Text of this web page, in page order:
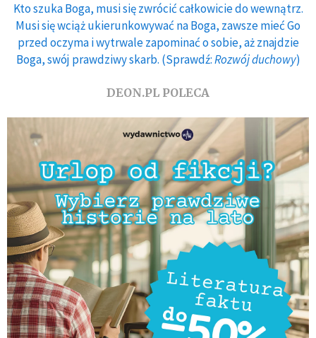
Kto szuka Boga, musi się zwrócić całkowicie do wewnątrz.
Musi się wciąż ukierunkowywać na Boga, zawsze mieć Go
przed oczyma i wytrwale zapominać o sobie, aż znajdzie
Boga, swój prawdziwy skarb. (Sprawdź:Rozwój duchowy)
DEON.PL POLECA